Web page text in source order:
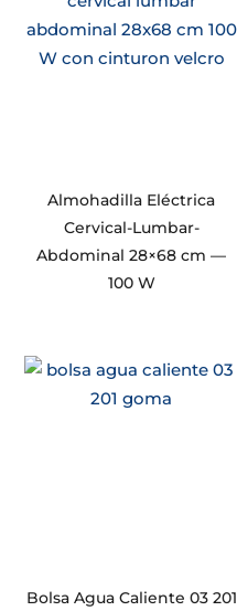
Almohadilla Eléctrica
Cervical-Lumbar-
Abdominal 28×68 cm —
100 W
Bolsa Agua Caliente 03 201